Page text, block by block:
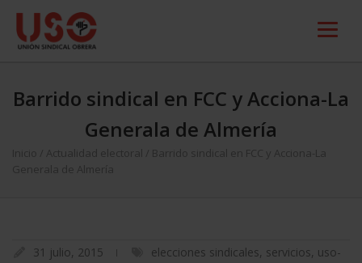
Barrido sindical en FCC y Acciona-La
Generala de Almería
Inicio Actualidad electoral
Barrido sindical en FCC y Acciona-La
Generala de Almería
31 julio, 2015 elecciones sindicales, servicios, uso-